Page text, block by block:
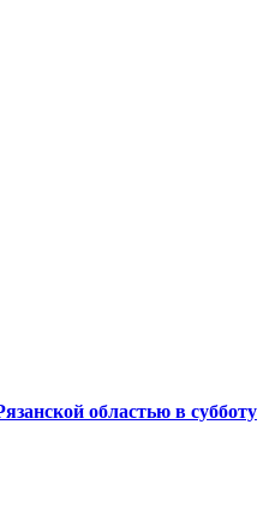
областью в субботу